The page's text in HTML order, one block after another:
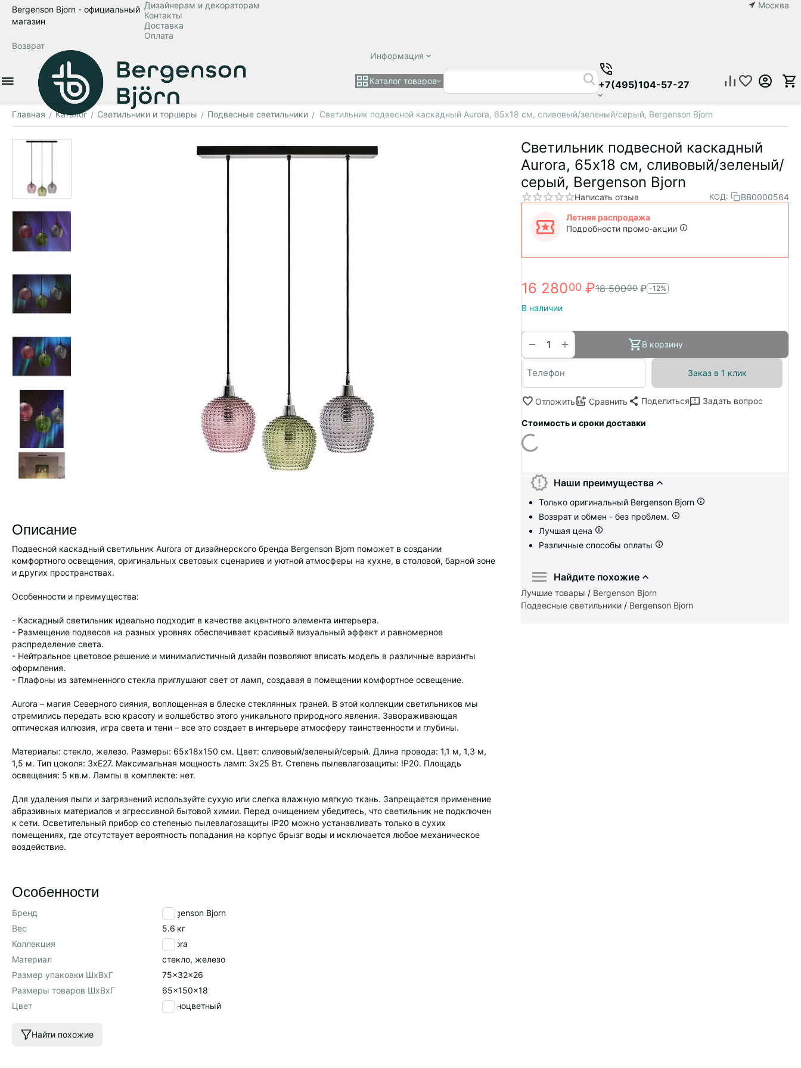
Bergenson Bjorn - официальный
магазин
Москва
Дизайнерам и декораторам
Контакты
Доставка
Оплата
Возврат
Информация
Каталог товаров +7(495)104-57-27
Главная / Каталог / Светильники и торшеры / Подвесные светильники / Светильник подвесной каскадный Aurora, 65х18 см, сливовый/зеленый/серый, Bergenson Bjorn
Светильник подвесной каскадный
Aurora, 65х18 см, сливовый/зеленый/
серый, Bergenson Bjorn
Написать отзыв КОД: BB0000564
Летняя распродажа
Подробности промо-акции
16 28000 ₽18 50000 ₽ -12%
В наличии
+
− В корзину
Заказ в 1 клик
Отложить Сравнить Поделиться Задать вопрос
Стоимость и сроки доставки
Наши преимущества
Только оригинальный Bergenson Bjorn
Возврат и обмен - без проблем.
Лучшая цена
Различные способы оплаты
Найдите похожие
Лучшие товары / Bergenson Bjorn
Подвесные светильники / Bergenson Bjorn
Описание
Подвесной каскадный светильник Aurora от дизайнерского бренда Bergenson Bjorn поможет в создании
комфортного освещения, оригинальных световых сценариев и уютной атмосферы на кухне, в столовой, барной зоне
и других пространствах.
Особенности и преимущества:
- Каскадный светильник идеально подходит в качестве акцентного элемента интерьера.
- Размещение подвесов на разных уровнях обеспечивает красивый визуальный эффект и равномерное
распределение света.
- Нейтральное цветовое решение и минималистичный дизайн позволяют вписать модель в различные варианты
оформления.
- Плафоны из затемненного стекла приглушают свет от ламп, создавая в помещении комфортное освещение.
Aurora – магия Северного сияния, воплощенная в блеске стеклянных граней. В этой коллекции светильников мы
стремились передать всю красоту и волшебство этого уникального природного явления. Завораживающая
оптическая иллюзия, игра света и тени – все это создает в интерьере атмосферу таинственности и глубины.
Материалы: стекло, железо. Размеры: 65х18х150 см. Цвет: сливовый/зеленый/серый. Длина провода: 1,1 м, 1,3 м,
1,5 м. Тип цоколя: 3хЕ27. Максимальная мощность ламп: 3х25 Вт. Степень пылевлагозащиты: IP20. Площадь
освещения: 5 кв.м. Лампы в комплекте: нет.
Для удаления пыли и загрязнений используйте сухую или слегка влажную мягкую ткань. Запрещается применение
абразивных материалов и агрессивной бытовой химии. Перед очищением убедитесь, что светильник не подключен
к сети. Осветительный прибор со степенью пылевлагозащиты IP20 можно устанавливать только в сухих
помещениях, где отсутствует вероятность попадания на корпус брызг воды и исключается любое механическое
воздействие.
Особенности
Бренд
Bergenson Bjorn
Вес
5.6 кг
Коллекция
Aurora
Материал
стекло, железо
Размер упаковки ШхВхГ
75x32x26
Размеры товаров ШхВхГ
65x150x18
Цвет
разноцветный
Найти похожие